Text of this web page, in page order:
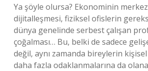
Ya şöyle olursa? Ekonominin
dijitalleşmesi, fiziksel ofislerin
dünya genelinde serbest çalışan
çoğalması… Bu, belki de sadece
değil, aynı zamanda bireylerin
daha fazla odaklanmalarına da